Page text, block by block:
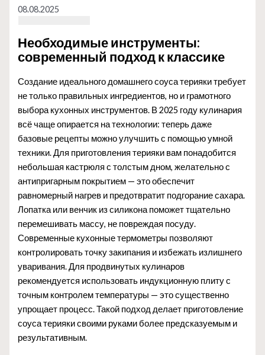
08.08.2025
Необходимые инструменты:
современный подход к классике
Создание идеального домашнего соуса терияки требует
не только правильных ингредиентов, но и грамотного
выбора кухонных инструментов. В 2025 году кулинария
всё чаще опирается на технологии: теперь даже
базовые рецепты можно улучшить с помощью умной
техники. Для приготовления терияки вам понадобится
небольшая кастрюля с толстым дном, желательно с
антипригарным покрытием — это обеспечит
равномерный нагрев и предотвратит подгорание сахара.
Лопатка или венчик из силикона поможет тщательно
перемешивать массу, не повреждая посуду.
Современные кухонные термометры позволяют
контролировать точку закипания и избежать излишнего
уваривания. Для продвинутых кулинаров
рекомендуется использовать индукционную плиту с
точным контролем температуры — это существенно
упрощает процесс. Такой подход делает приготовление
соуса терияки своими руками более предсказуемым и
результативным.